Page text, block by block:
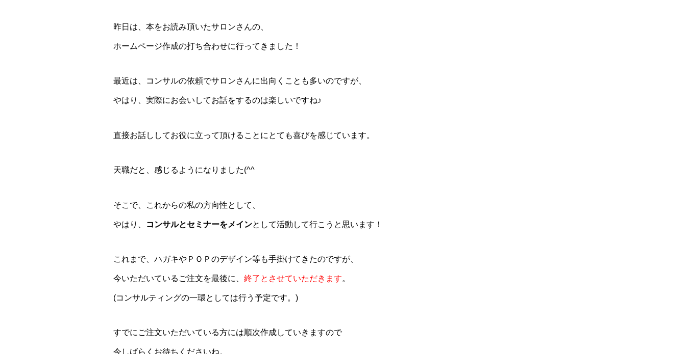
昨日は、本をお読み頂いたサロンさんの、
ホームページ作成の打ち合わせに行ってきました！
最近は、コンサルの依頼でサロンさんに出向くことも多いのですが、
やはり、実際にお会いしてお話をするのは楽しいですね♪
直接お話ししてお役に立って頂けることにとても喜びを感じています。
天職だと、感じるようになりました(^^ゞ
そこで、これからの私の方向性として、
やはり、 コンサルとセミナーをメインとして活動して行こうと思います！
これまで、ハガキやＰＯＰのデザイン等も手掛けてきたのですが、
今いただいているご注文を最後に、 終了とさせていただきます。
(コンサルティングの一環としては行う予定です。)
すでにご注文いただいている方には順次作成していきますので
今しばらくお待ちくださいね。